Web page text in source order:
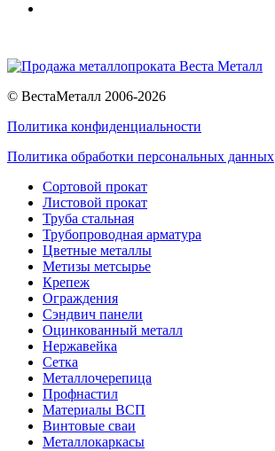
© ВестаМеталл 2006-2026
Политика конфиденциальности
Политика обработки персональных данных
Сортовой прокат
Листовой прокат
Труба стальная
Трубопроводная арматура
Цветные металлы
Метизы метсырье
Крепеж
Ограждения
Сэндвич панели
Оцинкованный металл
Нержавейка
Сетка
Металлочерепица
Профнастил
Материалы ВСП
Винтовые сваи
Металлокаркасы